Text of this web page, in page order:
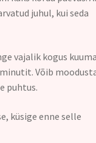
juhul, kui seda
vajalik kogus kuuma
Võib
puhtus.
küsige enne selle